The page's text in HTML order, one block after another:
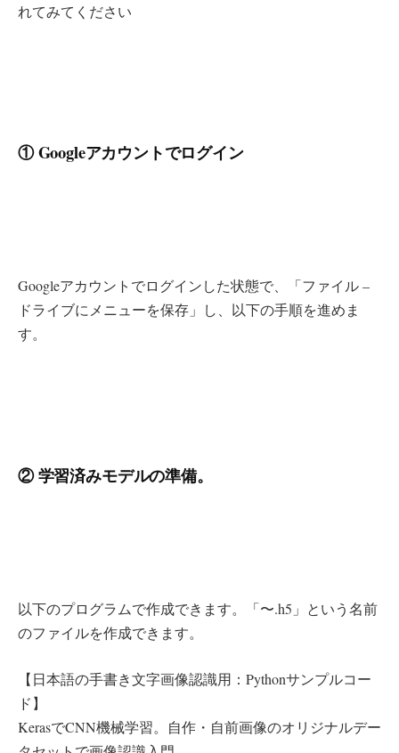
れてみてください
① Googleアカウントでログイン
Googleアカウントでログインした状態で、「ファイル –
ドライブにメニューを保存」し、以下の手順を進めま
す。
② 学習済みモデルの準備。
以下のプログラムで作成できます。「〜.h5」という名前
のファイルを作成できます。
【日本語の手書き文字画像認識用：Pythonサンプルコー
ド】
KerasでCNN機械学習。自作・自前画像のオリジナルデー